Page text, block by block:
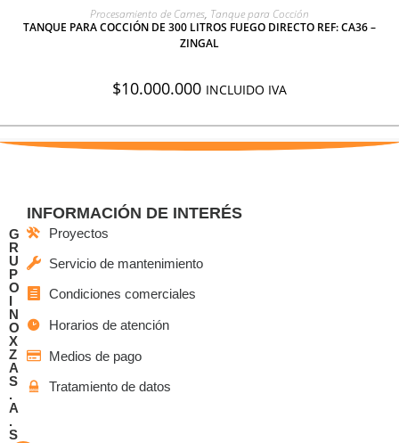
AGREGAR A COTIZACIÓN
Procesamiento de Carnes, Tanque para Cocción
TANQUE PARA COCCIÓN DE 300 LITROS FUEGO DIRECTO REF: CA36 –
ZINGAL
$10.000.000 INCLUIDO IVA
G
R
U
P
O
I
N
O
X
Z
A
S
.
A
.
S
INFORMACIÓN DE INTERÉS
Proyectos
Servicio de mantenimiento
Condiciones comerciales
Horarios de atención
Medios de pago
Tratamiento de datos